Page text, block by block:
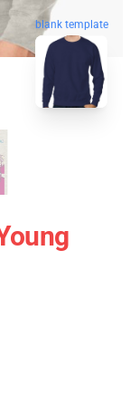
blank template